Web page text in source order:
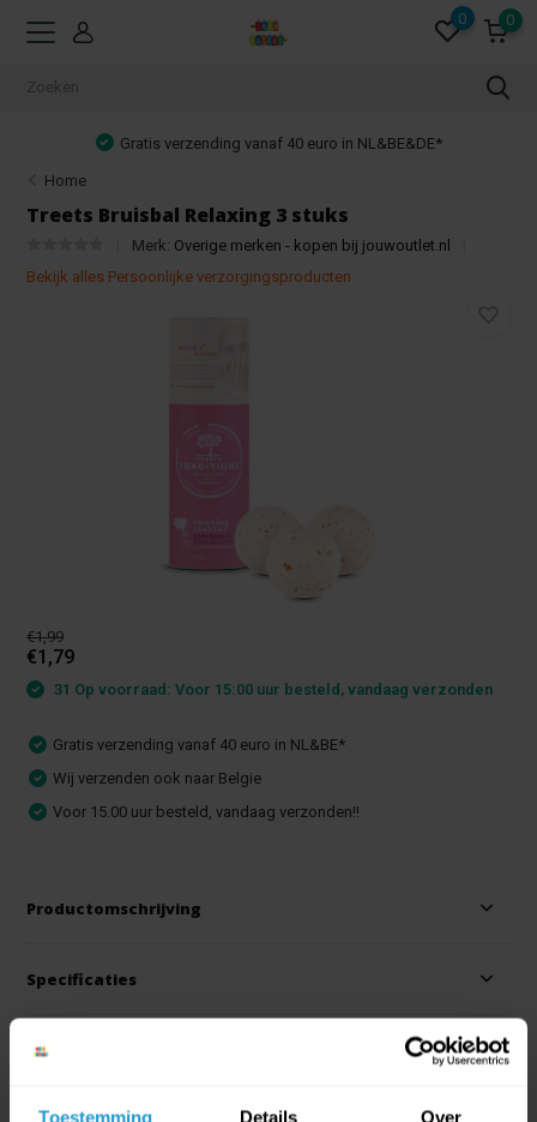
Toestemming Details Over
0 0
Gratis verzending vanaf 40 euro in NL&BE&DE*
Home
Treets Bruisbal Relaxing 3 stuks
Merk: Overige merken - kopen bij jouwoutlet.nl
Bekijk alles Persoonlijke verzorgingsproducten
€1,99
€1,79
31 Op voorraad: Voor 15:00 uur besteld, vandaag verzonden
Gratis verzending vanaf 40 euro in NL&BE*
Wij verzenden ook naar Belgie
Voor 15.00 uur besteld, vandaag verzonden!!
Productomschrijving
Specificaties
Reviews